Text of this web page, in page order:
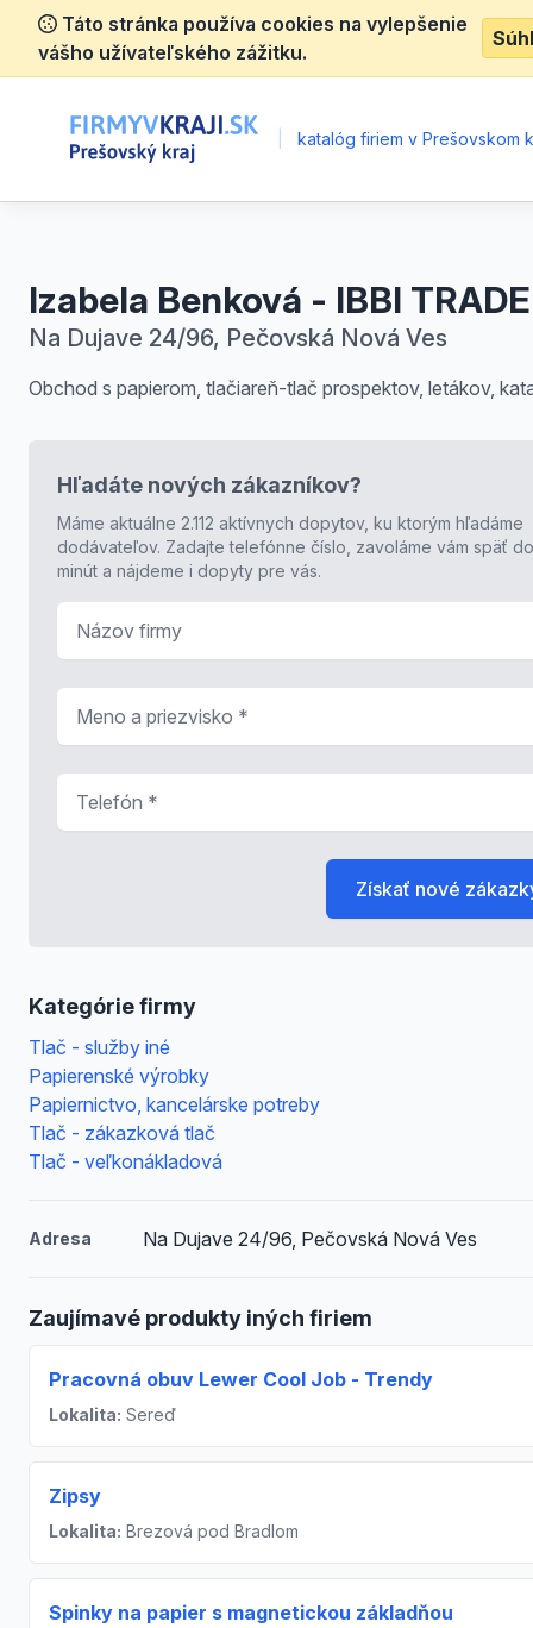
Táto stránka používa cookies na vylepšenie
vášho užívateľského zážitku.
katalóg firiem v Prešovskom
Izabela Benková - IBBI TRADE
Na Dujave 24/96, Pečovská Nová Ves
Obchod s papierom, tlačiareň-tlač prospektov, letákov,
Kategórie firmy
Tlač - služby iné
Papierenské výrobky
Papiernictvo, kancelárske potreby
Tlač - zákazková tlač
Tlač - veľkonákladová
Adresa Na Dujave 24/96, Pečovská Nová Ves
Zaujímavé produkty iných firiem
Pracovná obuv Lewer Cool Job - Trendy
Lokalita: Sereď
Zipsy
Lokalita: Brezová pod Bradlom
Spinky na papier s magnetickou základňou
Hľadáte nových zákazníkov?
Máme aktuálne 2.112 aktívnych dopytov, ku ktorým hľadáme
dodávateľov. Zadajte telefónne číslo, zavoláme vám späť
minút a nájdeme i dopyty pre vás.
Získať nové